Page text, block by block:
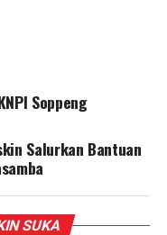
Soppeng
Salurkan Bantuan
SUKA